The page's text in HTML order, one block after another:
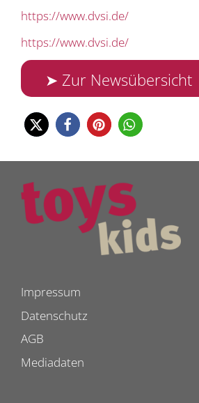
https://www.dvsi.de/
https://www.dvsi.de/
➤ Zur Newsübersicht
Impressum
Datenschutz
AGB
Mediadaten